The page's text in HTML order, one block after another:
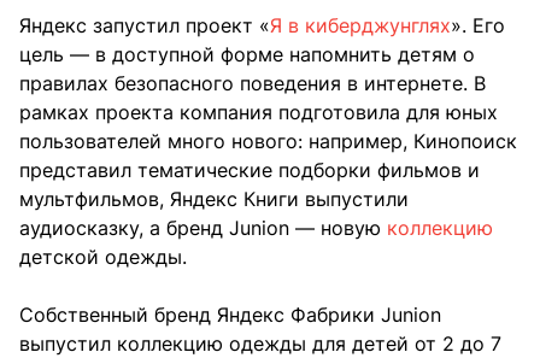
Яндекс запустил проект «Я в киберджунглях». Его
цель — в доступной форме напомнить детям о
правилах безопасного поведения в интернете. В
рамках проекта компания подготовила для юных
пользователей много нового: например, Кинопоиск
представил тематические подборки фильмов и
мультфильмов, Яндекс Книги выпустили
аудиосказку, а бренд Junion — новую коллекцию
детской одежды.
Собственный бренд Яндекс Фабрики Junion
выпустил коллекцию одежды для детей от 2 до 7